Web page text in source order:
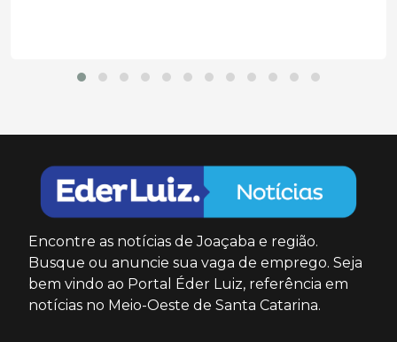
Encontre as notícias de Joaçaba e região.
Busque ou anuncie sua vaga de emprego. Seja
bem vindo ao Portal Éder Luiz, referência em
notícias no Meio-Oeste de Santa Catarina.